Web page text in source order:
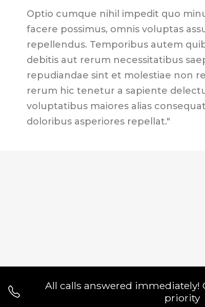
Optio cumque nihil impedit quo
facere possimus, omnis voluptas
repellendus. Temporibus autem
debitis aut rerum necessitatibus
repudiandae sint et molestiae non
rerum hic tenetur a sapiente
voluptatibus maiores alias
doloribus asperiores repellat."
All calls answered immediately!
priority